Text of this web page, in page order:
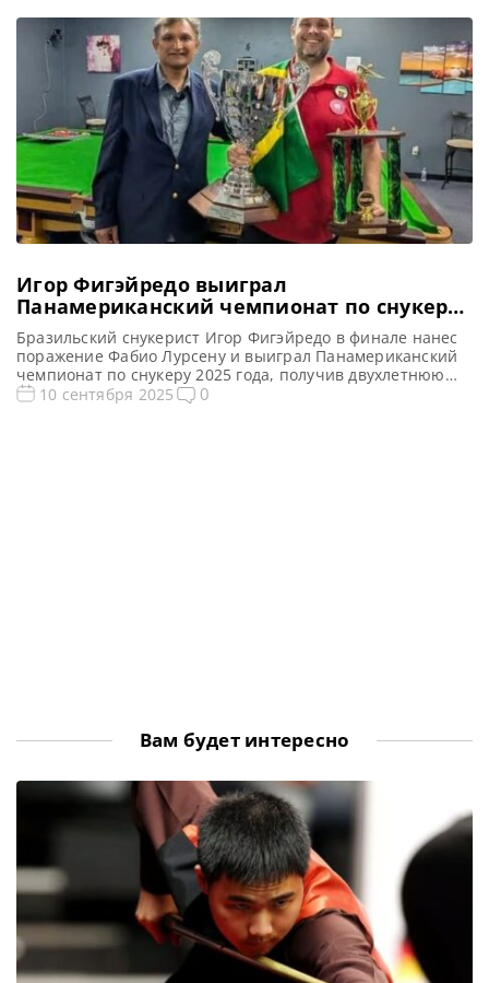
Игор Фигэйредо выиграл
Панамериканский чемпионат по снукеру
2025 и вернулся в World Snooker Tour
Бразильский снукерист Игор Фигэйредо в финале нанес
поражение Фабио Лурсену и выиграл Панамериканский
чемпионат по снукеру 2025 года, получив двухлетнюю
тур-карту, сообщает WST Игор Фигэйредо одержал победу
10 сентября 2025 0
Вам будет интересно